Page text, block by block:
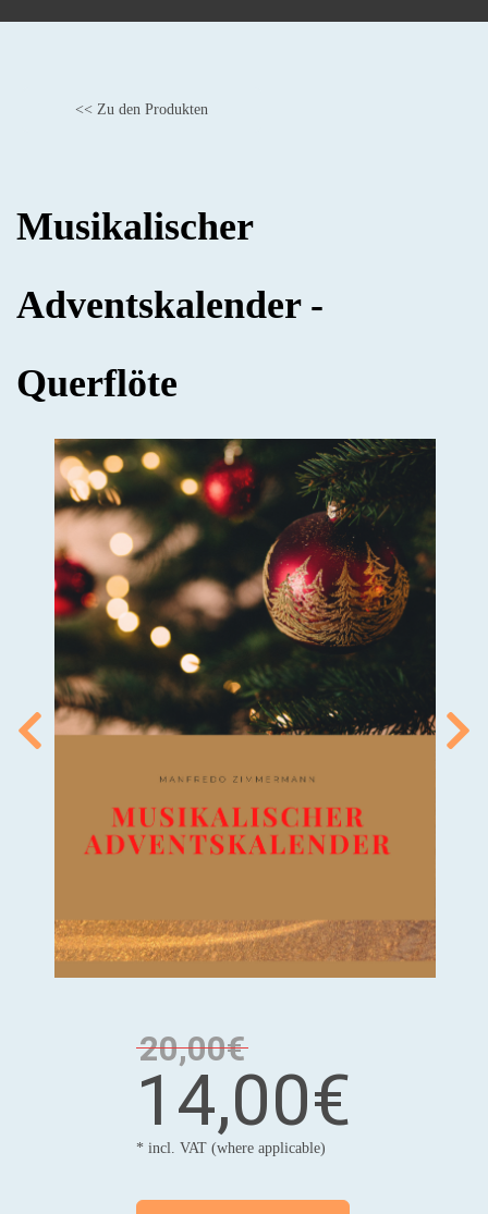
<< Zu den Produkten
Musikalischer
Adventskalender -
Querflöte
20,00€
14,00€
* incl. VAT (where applicable)